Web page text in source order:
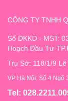
CÔNG TY TNHH
Số ĐKKD - MST:
Hoạch Đầu Tư-
Trụ Sở: 118/1/9 Lê
VP Hà Nội: Số 4 Ngõ
Tel: